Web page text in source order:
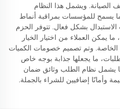
الصيانة. ويشمل هذا النظام
يسمح للمؤسسات بمراقبة أنماط
بشكل فعال. تتوفر الحزم
يمكن العملاء من اختيار الخيار
الخاصة. وتم تصميم خصومات الكميات
ما يجعلها جذابة بوجه خاص
يشمل نظام الطلب وثائق ضمان
وأمانًا إضافيين للشراء بالجملة.